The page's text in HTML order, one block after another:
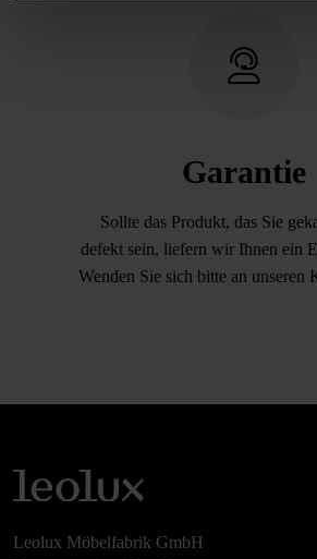
Garantie
Sollte das Produkt, das Sie
defekt sein, liefern wir Ihnen ein
Wenden Sie sich bitte an unseren
Leolux Möbelfabrik GmbH